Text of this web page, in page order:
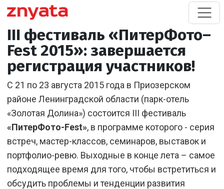
III фестиваль «ПитерФото–
Fest 2015»: завершается
регистрация участников!
С 21 по 23 августа 2015 года в Приозерском
районе Ленинградской области (парк-отель
«Золотая Долина») состоится III фестиваль
«ПитерФото-Fest», в программе которого - серия
встреч, мастер-классов, семинаров, выставок и
портфолио-ревю. Выходные в конце лета – самое
подходящее время для того, чтобы встретиться и
обсудить проблемы и тенденции развития